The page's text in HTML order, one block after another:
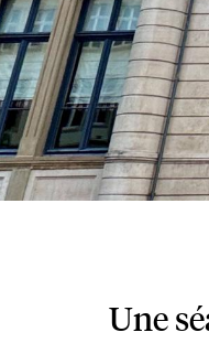
Une